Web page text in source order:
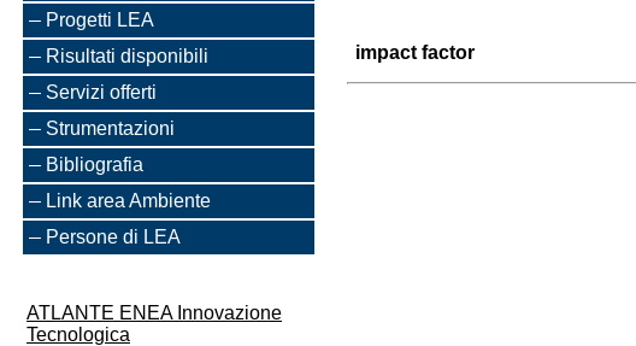
Progetti LEA
Risultati disponibili
Servizi offerti
Strumentazioni
Bibliografia
Link area Ambiente
Persone di LEA
ATLANTE ENEA Innovazione
Tecnologica
impact factor